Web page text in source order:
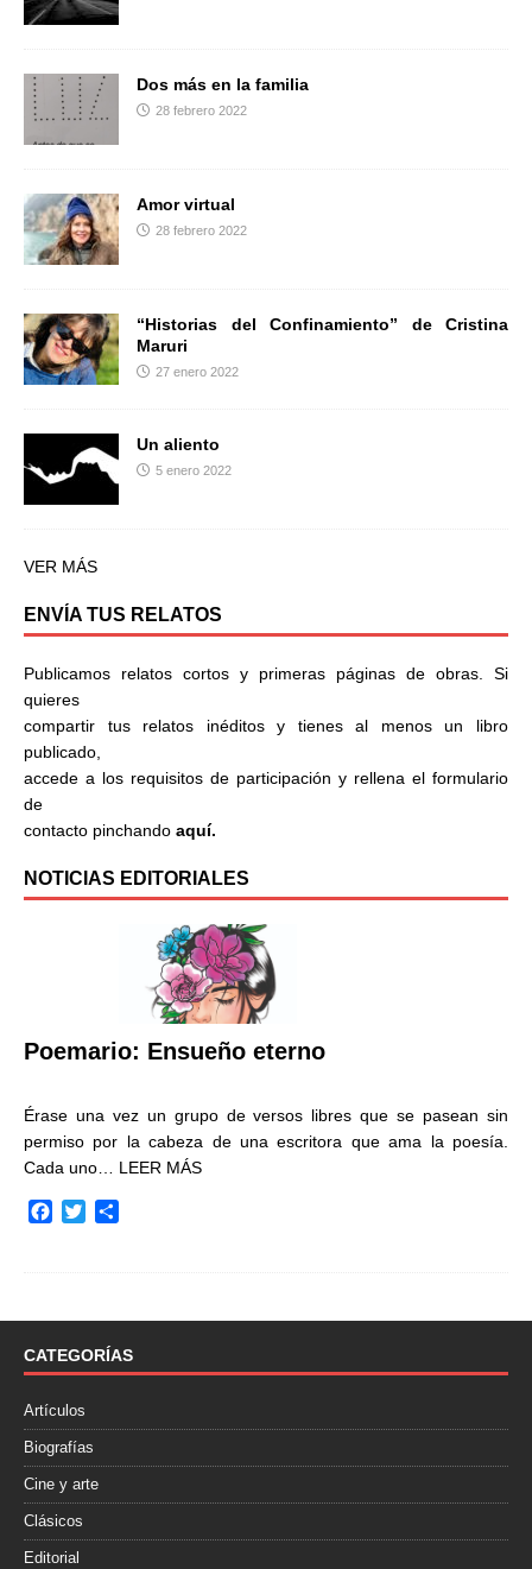
Dos más en la familia
28 febrero 2022
Amor virtual
28 febrero 2022
“Historias del Confinamiento” de Cristina
Maruri
27 enero 2022
Un aliento
5 enero 2022
VER MÁS
ENVÍA TUS RELATOS
Publicamos relatos cortos y primeras páginas de obras. Si
quieres
compartir tus relatos inéditos y tienes al menos un libro
publicado,
accede a los requisitos de participación y rellena el formulario
de
contacto pinchando aquí.
NOTICIAS EDITORIALES
Poemario: Ensueño eterno
Érase una vez un grupo de versos libres que se pasean sin
permiso por la cabeza de una escritora que ama la poesía.
Cada uno… LEER MÁS
o
k
r
t
i
CATEGORÍAS
Artículos
Biografías
Cine y arte
Clásicos
Editorial